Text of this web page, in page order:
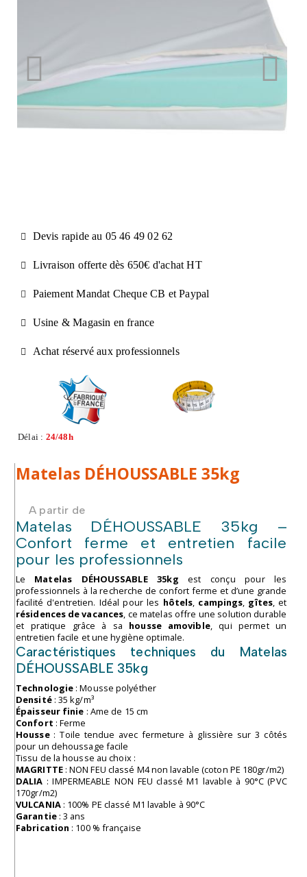
Devis rapide au 05 46 49 02 62
Livraison offerte dès 650€ d'achat​ HT
Paiement Mandat Cheque CB et Paypal​
Usine & Magasin en france
Achat réservé aux professionnels
Délai : 24/48h
Matelas DÉHOUSSABLE 35kg
A partir de
Matelas DÉHOUSSABLE 35kg –
Confort ferme et entretien facile
pour les professionnels
Le Matelas DÉHOUSSABLE 35kg est conçu pour les
professionnels à la recherche de confort ferme et d’une grande
facilité d'entretien. Idéal pour les hôtels, campings, gîtes, et
résidences de vacances, ce matelas offre une solution durable
et pratique grâce à sa housse amovible, qui permet un
entretien facile et une hygiène optimale.
Caractéristiques techniques du Matelas
DÉHOUSSABLE 35kg
Technologie : Mousse polyéther
Densité: 35 kg/m³
Épaisseur finie : Ame de 15 cm
Confort : Ferme
Housse: Toile tendue avec fermeture à glissière sur 3 côtés
pour un dehoussage facile
Tissu de la housse au choix :
MAGRITTE: NON FEU classé M4 non lavable (coton PE 180gr/m2)
DALIA : IMPERMEABLE NON FEU classé M1 lavable à 90°C (PVC
170gr/m2)
VULCANIA: 100% PE classé M1 lavable à 90°C
Garantie: 3 ans
Fabrication : 100 % française